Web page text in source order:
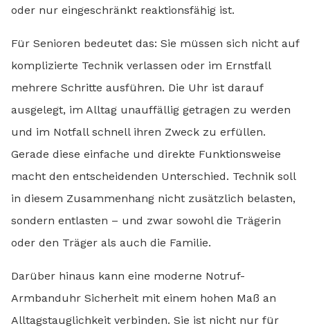
oder nur eingeschränkt reaktionsfähig ist.
Für Senioren bedeutet das: Sie müssen sich nicht auf
komplizierte Technik verlassen oder im Ernstfall
mehrere Schritte ausführen. Die Uhr ist darauf
ausgelegt, im Alltag unauffällig getragen zu werden
und im Notfall schnell ihren Zweck zu erfüllen.
Gerade diese einfache und direkte Funktionsweise
macht den entscheidenden Unterschied. Technik soll
in diesem Zusammenhang nicht zusätzlich belasten,
sondern entlasten – und zwar sowohl die Trägerin
oder den Träger als auch die Familie.
Darüber hinaus kann eine moderne Notruf-
Armbanduhr Sicherheit mit einem hohen Maß an
Alltagstauglichkeit verbinden. Sie ist nicht nur für